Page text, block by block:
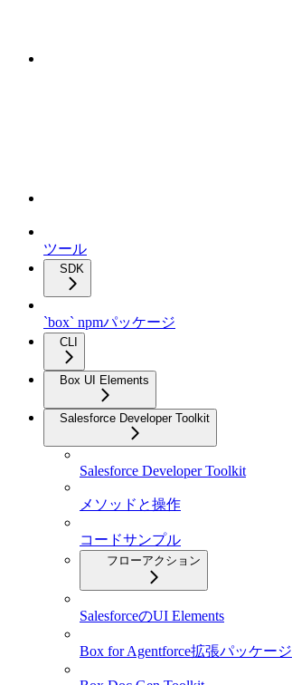
ツール
SDK
`box` npmパッケージ
CLI
Box UI Elements
Salesforce Developer Toolkit
Salesforce Developer Toolkit
メソッドと操作
コードサンプル
フローアクション
SalesforceのUI Elements
Box for Agentforce拡張パッケージ